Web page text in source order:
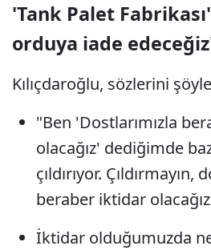
'Tank Palet
orduya iade
Kılıçdaroğlu, sözlerini
"Ben 'Dostlarımızla
olacağız' dediğimde
çıldırıyor. Çıldırmayın,
beraber iktidar
İktidar olduğumuzda